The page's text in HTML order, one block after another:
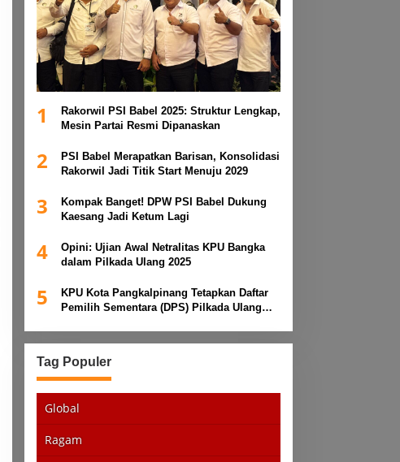
1
Rakorwil PSI Babel 2025: Struktur Lengkap,
Mesin Partai Resmi Dipanaskan
2
PSI Babel Merapatkan Barisan, Konsolidasi
Rakorwil Jadi Titik Start Menuju 2029
3
Kompak Banget! DPW PSI Babel Dukung
Kaesang Jadi Ketum Lagi
4
Opini: Ujian Awal Netralitas KPU Bangka
dalam Pilkada Ulang 2025
5
KPU Kota Pangkalpinang Tetapkan Daftar
Pemilih Sementara (DPS) Pilkada Ulang
Tag Populer
Global
Ragam